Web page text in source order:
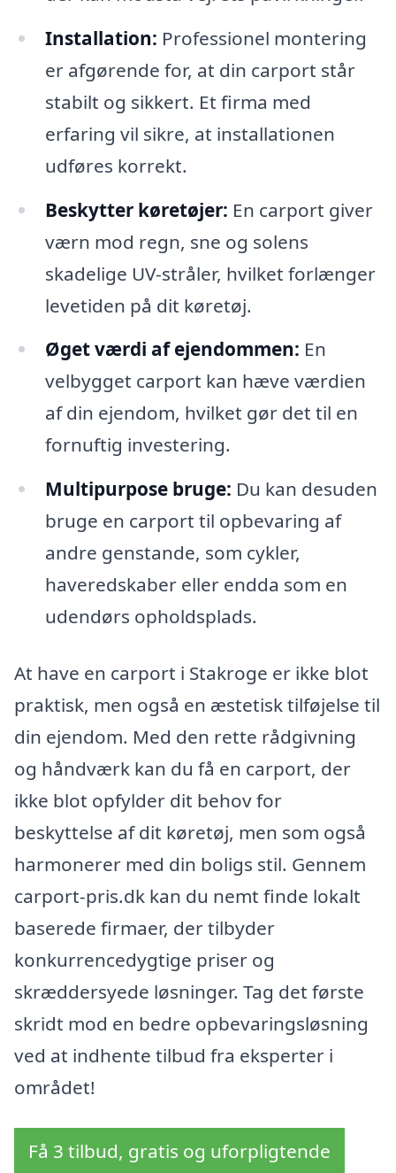
Installation: Professionel montering
er afgørende for, at din carport står
stabilt og sikkert. Et firma med
erfaring vil sikre, at installationen
udføres korrekt.
Beskytter køretøjer: En carport giver
værn mod regn, sne og solens
skadelige UV-stråler, hvilket forlænger
levetiden på dit køretøj.
Øget værdi af ejendommen: En
velbygget carport kan hæve værdien
af din ejendom, hvilket gør det til en
fornuftig investering.
Multipurpose bruge: Du kan desuden
bruge en carport til opbevaring af
andre genstande, som cykler,
haveredskaber eller endda som en
udendørs opholdsplads.
At have en carport i Stakroge er ikke blot
praktisk, men også en æstetisk tilføjelse til
din ejendom. Med den rette rådgivning
og håndværk kan du få en carport, der
ikke blot opfylder dit behov for
beskyttelse af dit køretøj, men som også
harmonerer med din boligs stil. Gennem
carport-pris.dk kan du nemt finde lokalt
baserede firmaer, der tilbyder
konkurrencedygtige priser og
skræddersyede løsninger. Tag det første
skridt mod en bedre opbevaringsløsning
ved at indhente tilbud fra eksperter i
området!
Få 3 tilbud, gratis og uforpligtende